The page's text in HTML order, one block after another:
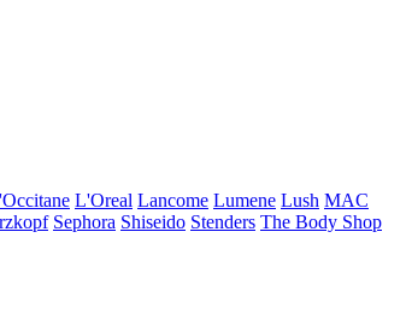
L'Oreal Lancome Lumene Lush MAC
Sephora Shiseido Stenders The Body Shop